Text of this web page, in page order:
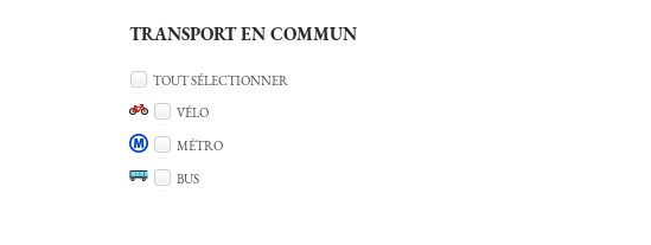
TRANSPORT EN COMMUN
TOUT SÉLECTIONNER
VÉLO
MÉTRO
BUS